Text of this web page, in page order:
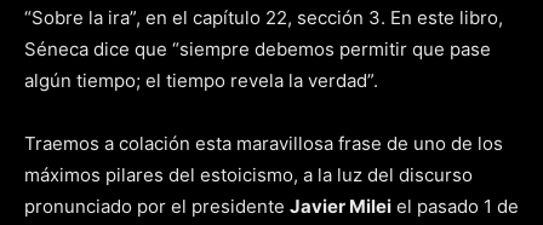
“Sobre la ira”, en el capítulo 22, sección 3. En este libro,
Séneca dice que “siempre debemos permitir que pase
algún tiempo; el tiempo revela la verdad”.
Traemos a colación esta maravillosa frase de uno de los
máximos pilares del estoicismo, a la luz del discurso
pronunciado por el presidente Javier Milei el pasado 1 de